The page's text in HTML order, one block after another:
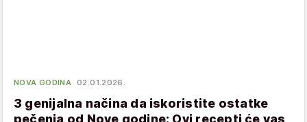
NOVA GODINA 02.01.2026.
3 genijalna načina da iskoristite ostatke
pečenja od Nove godine: Ovi recepti će vas